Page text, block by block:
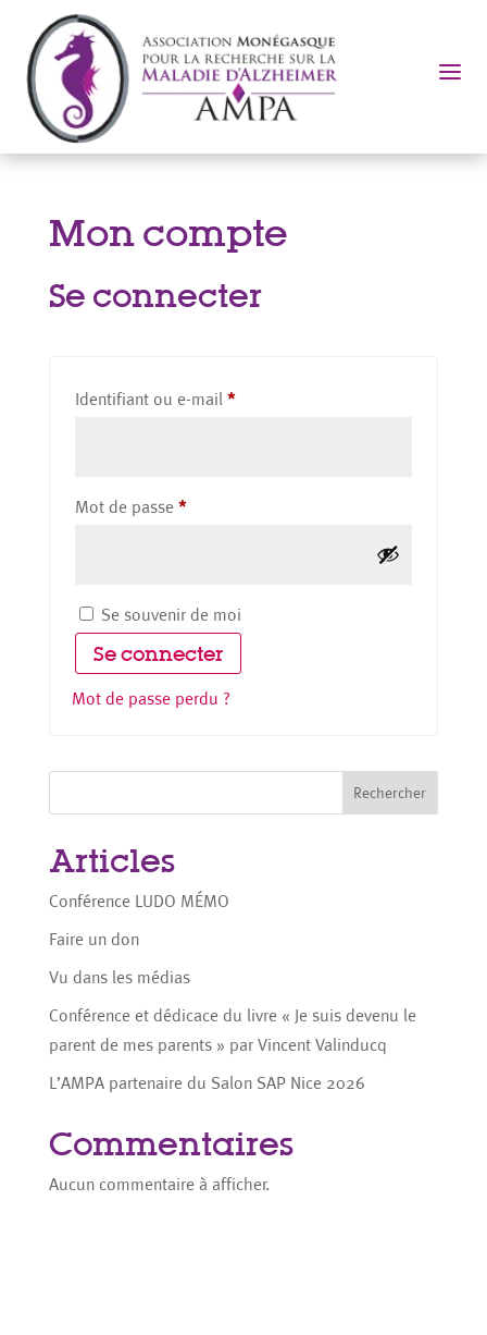
a
Mon compte
Se connecter
Identifiant ou e-mail *Obligatoire
Mot de passe *Obligatoire
Se souvenir de moi
Se connecter
Mot de passe perdu ?
Rechercher
Articles
Conférence LUDO MÉMO
Faire un don
Vu dans les médias
Conférence et dédicace du livre « Je suis devenu le
parent de mes parents » par Vincent Valinducq
L’AMPA partenaire du Salon SAP Nice 2026
Commentaires
Aucun commentaire à afficher.